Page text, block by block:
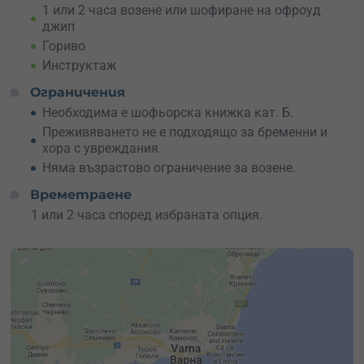
1 или 2 часа возене или шофиране на офроуд
джип
Гориво
Инструктаж
Ограничения
Необходима е шофьорска книжка кат. Б.
Преживяването не е подходящо за бременни и
хора с увреждания.
Няма възрастово ограничение за возене.
Времетраене
1 или 2 часа според избраната опция.